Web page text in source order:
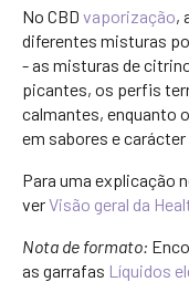
No CBD vaporização,
diferentes misturas
- as misturas de
picantes, os perfis
calmantes, enquanto
em sabores e
Para uma explicação
verVisão geral da
Nota de formato:
as garrafas Líquidos